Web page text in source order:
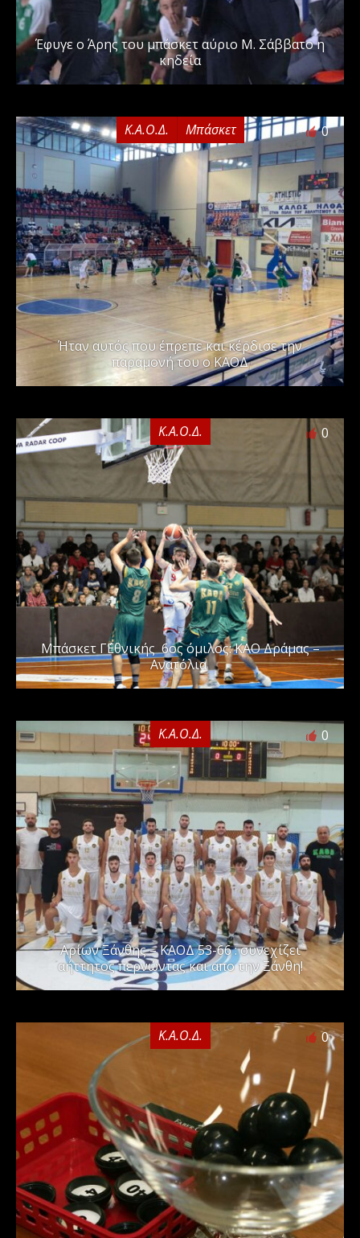
Έφυγε ο Άρης του μπάσκετ αύριο Μ. Σάββατο η
κηδεία
Κ.Α.Ο.Δ. Μπάσκετ 0
Ήταν αυτός που έπρεπε και κέρδισε την
παραμονή του ο ΚΑΟΔ
Κ.Α.Ο.Δ. 0
Μπάσκετ Γ΄Εθνικής 6ος όμιλος: ΚΑΟ Δράμας –
Ανατόλια
Κ.Α.Ο.Δ. 0
Αρίων Ξάνθης – ΚΑΟΔ 53-66 : συνεχίζει
αήττητος περνώντας και απο την Ξάνθη!
Κ.Α.Ο.Δ. 0